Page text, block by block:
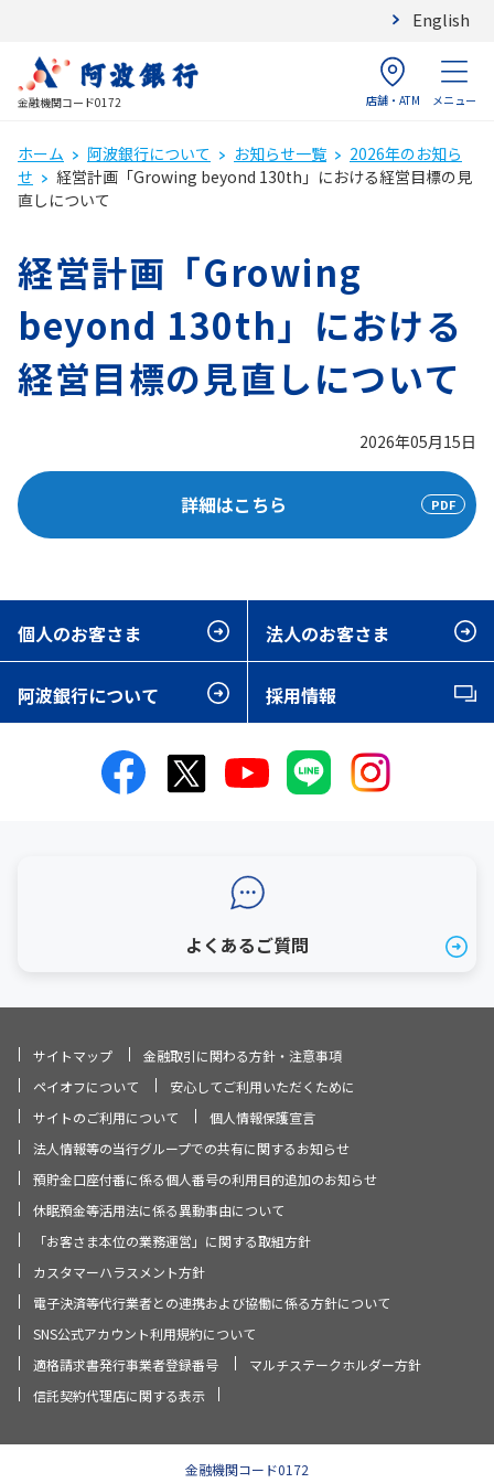
English
金融機関コード0172 店舗・ATM メニュー
ホーム 阿波銀行について お知らせ一覧
2026年のお知ら
せ
経営計画「Growing beyond 130th」における経営目標の見
直しについて
経営計画「Growing
beyond 130th」における
経営目標の見直しについて
2026年05月15日
詳細はこちら
個人のお客さま 法人のお客さま
阿波銀行について 採用情報
よくあるご質問
サイトマップ
金融取引に関わる方針・注意事項
ペイオフについて
安心してご利用いただくために
サイトのご利用について
個人情報保護宣言
法人情報等の当行グループでの共有に関するお知らせ
預貯金口座付番に係る個人番号の利用目的追加のお知らせ
休眠預金等活用法に係る異動事由について
「お客さま本位の業務運営」に関する取組方針
カスタマーハラスメント方針
電子決済等代行業者との連携および協働に係る方針について
SNS公式アカウント利用規約について
適格請求書発行事業者登録番号
マルチステークホルダー方針
信託契約代理店に関する表示
金融機関コード0172